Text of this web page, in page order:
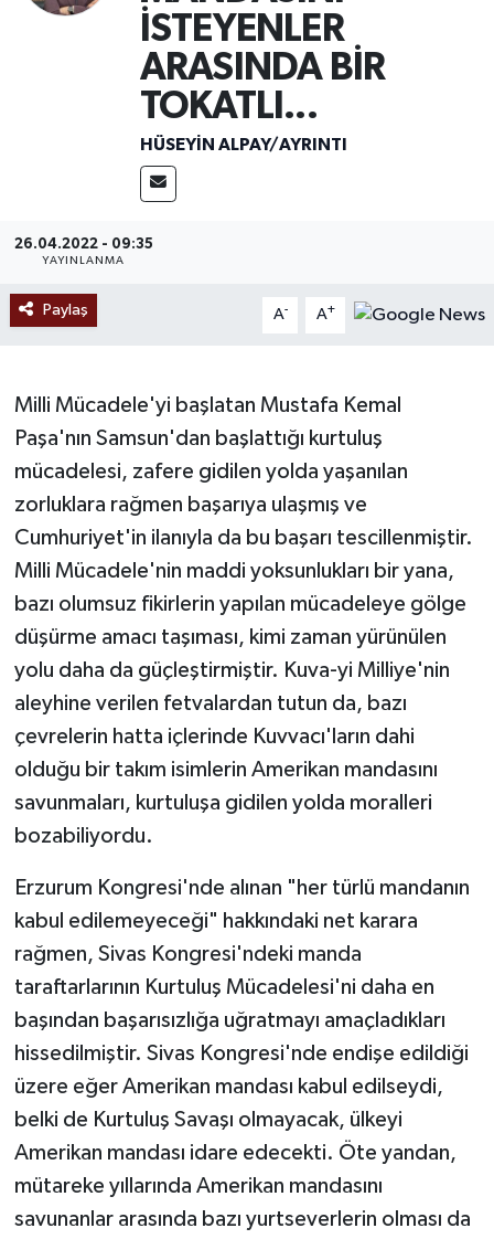
İSTEYENLER
ARASINDA BİR
TOKATLI...
HÜSEYIN ALPAY/AYRINTI
26.04.2022 - 09:35
YAYINLANMA
Paylaş A- A+
Milli Mücadele'yi başlatan Mustafa Kemal
Paşa'nın Samsun'dan başlattığı kurtuluş
mücadelesi, zafere gidilen yolda yaşanılan
zorluklara rağmen başarıya ulaşmış ve
Cumhuriyet'in ilanıyla da bu başarı tescillenmiştir.
Milli Mücadele'nin maddi yoksunlukları bir yana,
bazı olumsuz fikirlerin yapılan mücadeleye gölge
düşürme amacı taşıması, kimi zaman yürünülen
yolu daha da güçleştirmiştir. Kuva-yi Milliye'nin
aleyhine verilen fetvalardan tutun da, bazı
çevrelerin hatta içlerinde Kuvvacı'ların dahi
olduğu bir takım isimlerin Amerikan mandasını
savunmaları, kurtuluşa gidilen yolda moralleri
bozabiliyordu.
Erzurum Kongresi'nde alınan "her türlü mandanın
kabul edilemeyeceği" hakkındaki net karara
rağmen, Sivas Kongresi'ndeki manda
taraftarlarının Kurtuluş Mücadelesi'ni daha en
başından başarısızlığa uğratmayı amaçladıkları
hissedilmiştir. Sivas Kongresi'nde endişe edildiği
üzere eğer Amerikan mandası kabul edilseydi,
belki de Kurtuluş Savaşı olmayacak, ülkeyi
Amerikan mandası idare edecekti. Öte yandan,
mütareke yıllarında Amerikan mandasını
savunanlar arasında bazı yurtseverlerin olması da
Tokat Haber